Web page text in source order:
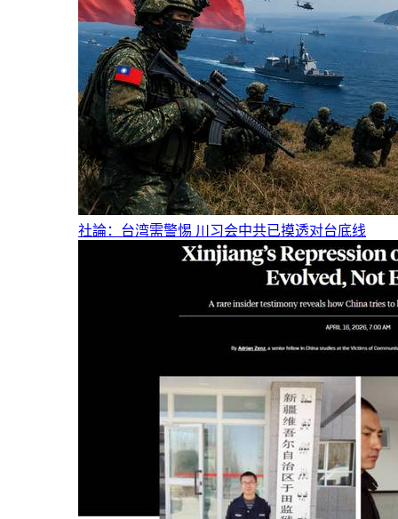
社論：台湾需警惕 川习会中共已摸透对台底线